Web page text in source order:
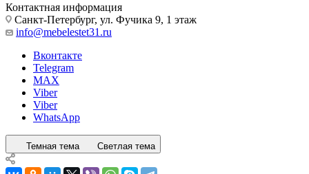
Контактная информация
Санкт-Петербург, ул. Фучика 9, 1 этаж
info@mebelestet31.ru
Вконтакте
Telegram
MAX
Viber
Viber
WhatsApp
Темная тема Светлая тема